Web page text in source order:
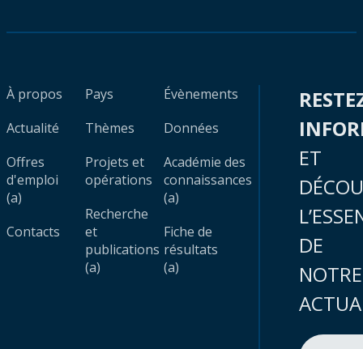
À propos
Actualité
Offres
d'emploi
(a)
Contacts
Pays
Thèmes
Projets et
opérations
Recherche
et
publications
(a)
Évènements
Données
Académie des
connaissances
(a)
Fiche de
résultats
(a)
ET
DE
NOTRE